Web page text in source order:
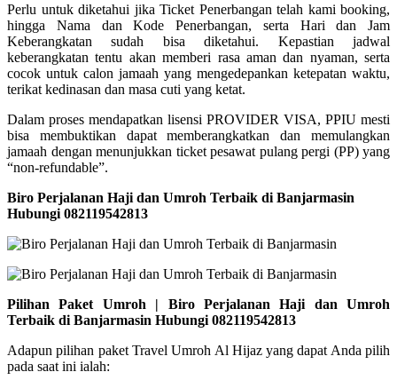
Perlu untuk diketahui jika Ticket Penerbangan telah kami booking,
hingga Nama dan Kode Penerbangan, serta Hari dan Jam
Keberangkatan sudah bisa diketahui. Kepastian jadwal
keberangkatan tentu akan memberi rasa aman dan nyaman, serta
cocok untuk calon jamaah yang mengedepankan ketepatan waktu,
terikat kedinasan dan masa cuti yang ketat.
Dalam proses mendapatkan lisensi PROVIDER VISA, PPIU mesti
bisa membuktikan dapat memberangkatkan dan memulangkan
jamaah dengan menunjukkan ticket pesawat pulang pergi (PP) yang
“non-refundable”.
Biro Perjalanan Haji dan Umroh Terbaik di Banjarmasin
Hubungi 082119542813
Pilihan Paket Umroh | Biro Perjalanan Haji dan Umroh
Terbaik di Banjarmasin Hubungi 082119542813
Adapun pilihan paket Travel Umroh Al Hijaz yang dapat Anda pilih
pada saat ini ialah: